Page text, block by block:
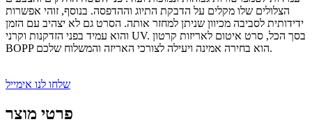
הצלולים שלו מקלים על הדבקת התיוג וההדפסה. בנוסף, זוהי אפשרות
ידידותית לסביבה מכיוון שניתן למחזר אותה. הסרט גם לא יצהיב עם הזמן
והוא עמיד בפני הזדקנות וקרני UV. בסך הכל, סרט איטום לאריזות קרטון
BOPP הוא בחירה אמינה ויעילה לצורכי האריזה והמשלוח שלכם.
שלחו לנו אימייל
פרטי מוצר